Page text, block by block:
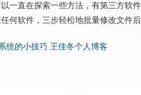
一直在探索一些方法，有第三方软
何软件，三步轻松地批量修改文件后